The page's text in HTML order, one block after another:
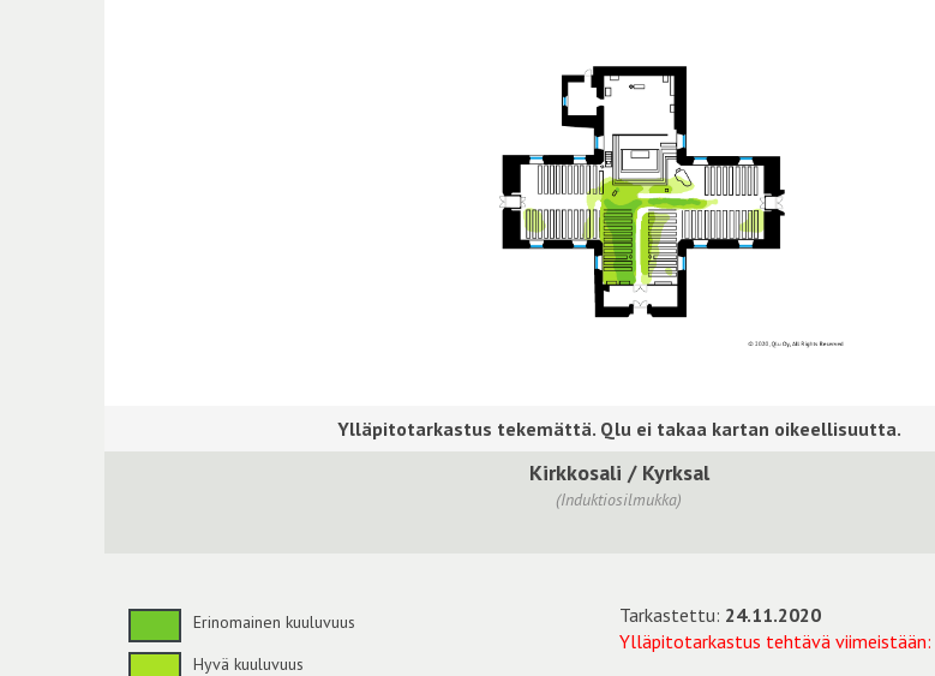
Kirkkosali / Kyrksal
(Induktiosilmukka)
Erinomainen kuuluvuus
Hyvä kuuluvuus
Tarkastettu: 24.11.2020
Ylläpitotarkastus tehtävä viimeistään: